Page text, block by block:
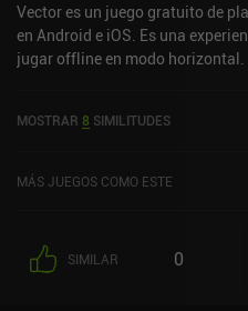
Vector es un juego gratuito de
en Android e iOS. Es una
jugar offline en modo
y de 4,8 sobre 5,0 en la App Store
MOSTRAR 8 SIMILITUDES
MÁS JUEGOS COMO ESTE
SIMILAR 0